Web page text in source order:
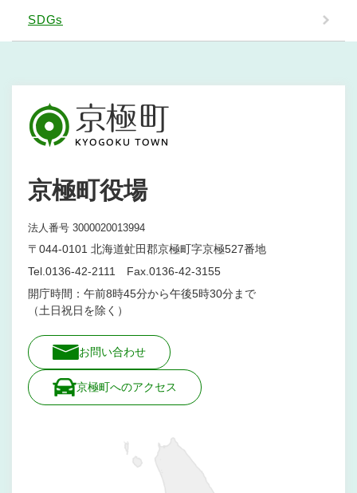
SDGs
京極町役場
法人番号 3000020013994
〒044-0101 北海道虻田郡京極町字京極527番地
Tel.0136-42-2111 Fax.0136-42-3155
開庁時間：午前8時45分から午後5時30分まで
（土日祝日を除く）
お問い合わせ
京極町へのアクセス